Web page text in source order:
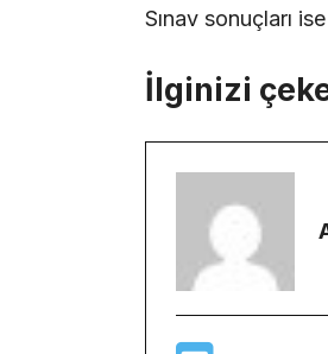
Sınav sonuçları
İlginizi